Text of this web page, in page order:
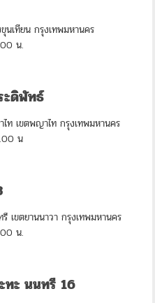
นเทียน กรุงเทพมหานคร
น.
ะดิพัทธ์
เขตพญาไท กรุงเทพมหานคร
น
เขตยานนาวา กรุงเทพมหานคร
น.
ทะ นนทรี 16